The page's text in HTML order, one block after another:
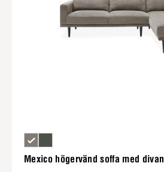
Mexico högervänd soffa med divan